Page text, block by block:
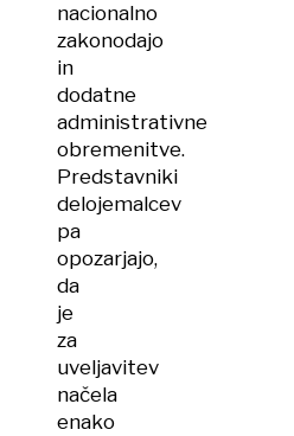
nacionalno
zakonodajo
in
dodatne
administrativne
obremenitve.
Predstavniki
delojemalcev
pa
opozarjajo,
da
je
za
uveljavitev
načela
enako